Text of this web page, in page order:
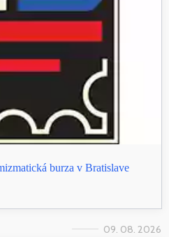
burza v Bratislave
09. 08. 2026